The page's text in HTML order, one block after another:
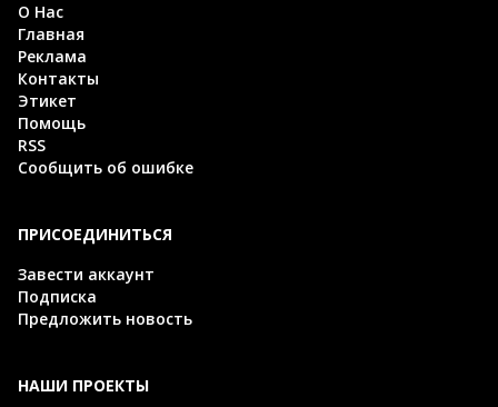
О Нас
Главная
Реклама
Контакты
Этикет
Помощь
RSS
Сообщить об ошибке
ПРИСОЕДИНИТЬСЯ
Завести аккаунт
Подписка
Предложить новость
НАШИ ПРОЕКТЫ